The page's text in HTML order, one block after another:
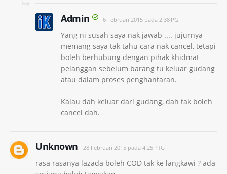
Admin 6 Februari 2015 pada 2:38 PG
Yang ni susah saya nak jawab .... jujurnya
memang saya tak tahu cara nak cancel, tetapi
boleh berhubung dengan pihak khidmat
pelanggan sebelum barang tu keluar gudang
atau dalam proses penghantaran.
Kalau dah keluar dari gudang, dah tak boleh
cancel dah.
Unknown 28 Februari 2015 pada 4:25 PTG
rasa rasanya lazada boleh COD tak ke langkawi ? ada